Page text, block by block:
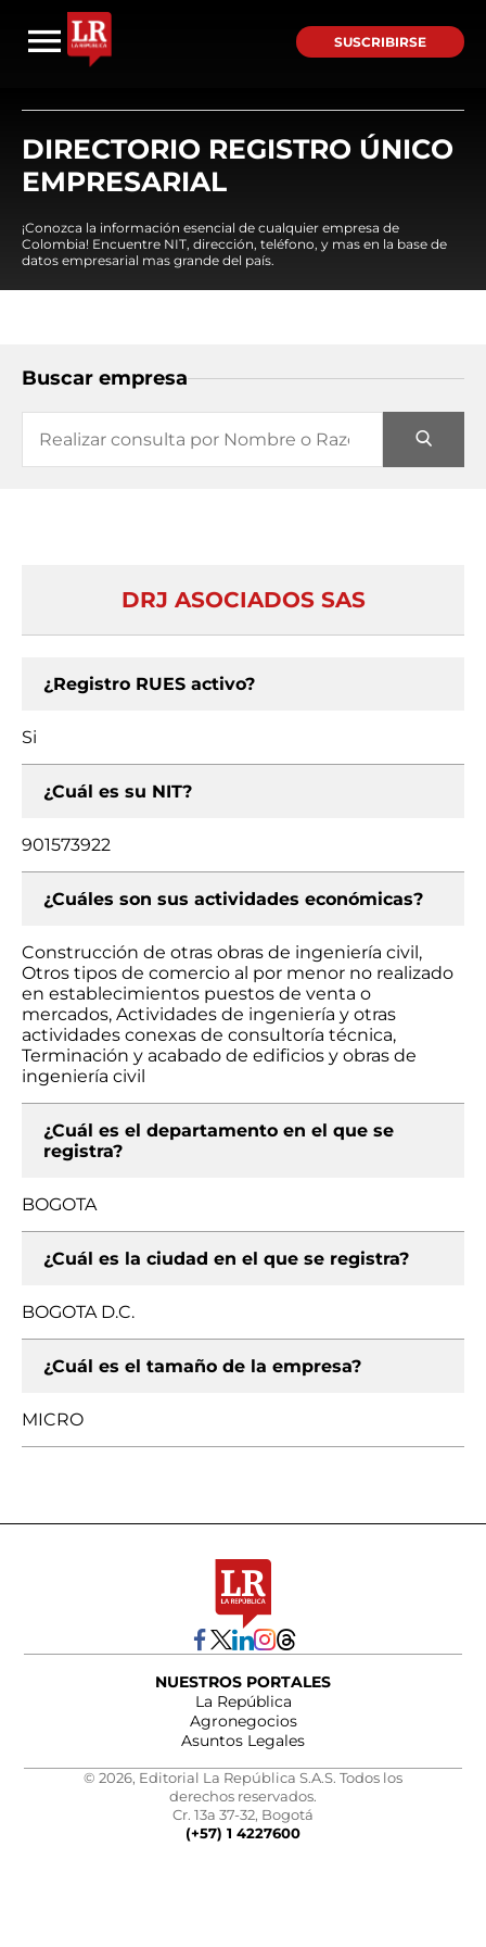
SUSCRIBIRSE
DIRECTORIO REGISTRO ÚNICO
EMPRESARIAL
¡Conozca la información esencial de cualquier empresa de
Colombia! Encuentre NIT, dirección, teléfono, y mas en la base de
datos empresarial mas grande del país.
Buscar empresa
DRJ ASOCIADOS SAS
¿Registro RUES activo?
Si
¿Cuál es su NIT?
901573922
¿Cuáles son sus actividades económicas?
Construcción de otras obras de ingeniería civil,
Otros tipos de comercio al por menor no realizado
en establecimientos puestos de venta o
mercados, Actividades de ingeniería y otras
actividades conexas de consultoría técnica,
Terminación y acabado de edificios y obras de
ingeniería civil
¿Cuál es el departamento en el que se
registra?
BOGOTA
¿Cuál es la ciudad en el que se registra?
BOGOTA D.C.
¿Cuál es el tamaño de la empresa?
MICRO
NUESTROS PORTALES
La República
Agronegocios
Asuntos Legales
© 2026, Editorial La República S.A.S. Todos los
derechos reservados.
Cr. 13a 37-32, Bogotá
(+57) 1 4227600